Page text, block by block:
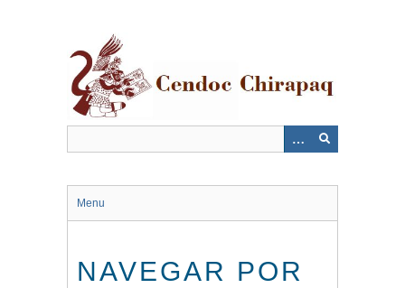
Menu
NAVEGAR POR